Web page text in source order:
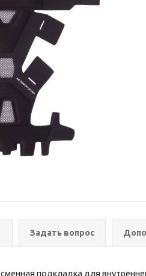
Задать вопрос
подкладка для